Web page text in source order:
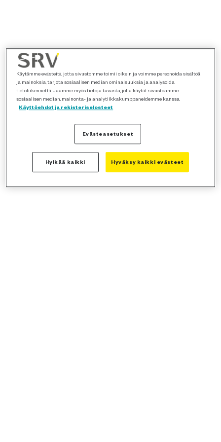
Käytämme evästeitä, jotta sivustomme toimii oikein ja voimme personoida sisältöä
ja mainoksia, tarjota sosiaalisen median ominaisuuksia ja analysoida
tietoliikennettä. Jaamme myös tietoja tavasta, jolla käytät sivustoamme
sosiaalisen median, mainonta- ja analytiikkakumppaneidemme kanssa.
Käyttöehdot ja rekisteriselosteet
Evästeasetukset
Hylkää kaikki Hyväksy kaikki evästeet